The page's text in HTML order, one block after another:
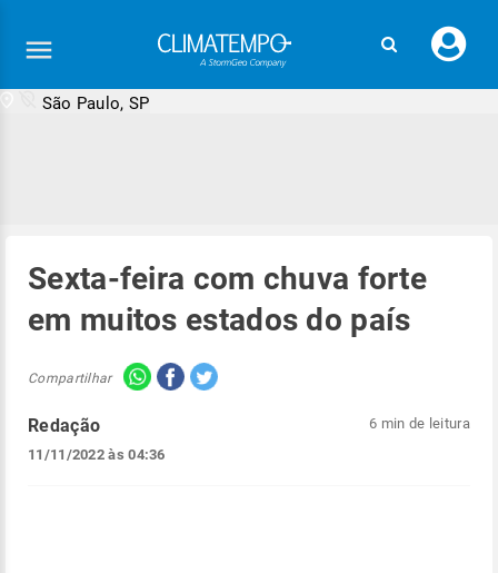
seu
São Paulo, SP
Sexta-feira com chuva forte
em muitos estados do país
Compartilhar
Redação
11/11/2022 às 04:36
6 min de leitura